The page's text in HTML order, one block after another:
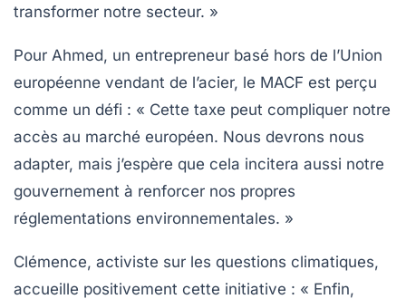
transformer notre secteur. »
Pour Ahmed, un entrepreneur basé hors de l’Union
européenne vendant de l’acier, le MACF est perçu
comme un défi : « Cette taxe peut compliquer notre
accès au marché européen. Nous devrons nous
adapter, mais j’espère que cela incitera aussi notre
gouvernement à renforcer nos propres
réglementations environnementales. »
Clémence, activiste sur les questions climatiques,
accueille positivement cette initiative : « Enfin,